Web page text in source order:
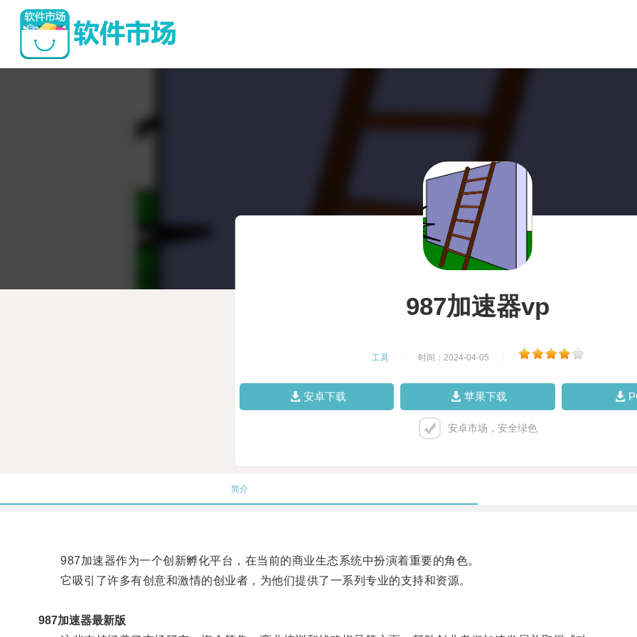
987加速器vp
工具 时间：2024-04-05
安卓下载 苹果下载
安卓市场，安全绿色
简介
987加速器作为一个创新孵化平台，在当前的商业生态系统中扮演着重要的角色。
它吸引了许多有创意和激情的创业者，为他们提供了一系列专业的支持和资源。
987加速器最新版